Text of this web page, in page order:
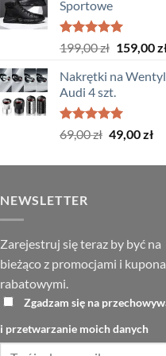
Sportowe
Oceniono
na 5
199,00zł
199,00 zł.
159,00
Nakrętki na
Audi 4 szt.
Oceniono
5.00
69,00zł Pierwotna
wynosiła:
49,00zł
NEWSLETTER
Zarejestruj się teraz by być na
bieżąco z promocjami i
rabatowymi.
Zgadzam się na
i przetwarzanie moich danych